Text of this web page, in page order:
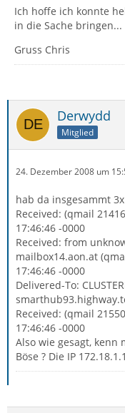
Ich hoffe ich konnte
in die Sache bringen...
Gruss Chris
Derwydd
Mitglied
24. Dezember 2008 um
hab da insgesammt
Received: (qmail
17:46:46 -0000
Received: from
mailbox14.aon.at
17:46:46 -0000
Delivered-To:
Received: (qmail
17:46:46 -0000
Also wie gesagt, kenn
Böse ? Die IP